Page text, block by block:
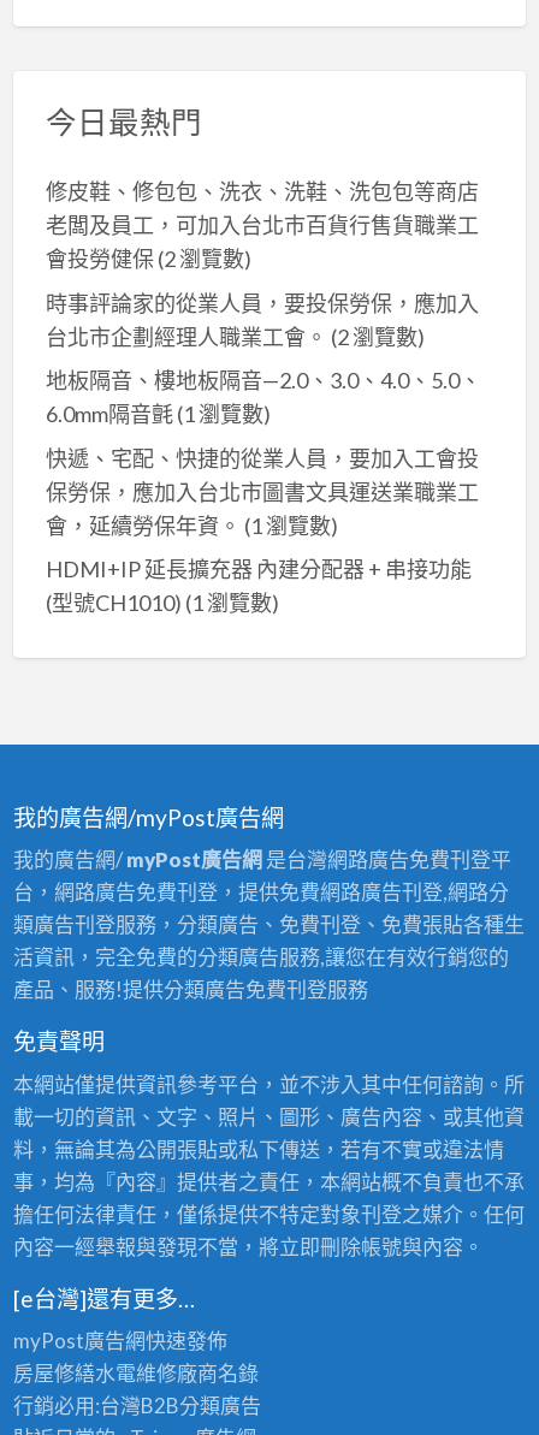
今日最熱門
修皮鞋、修包包、洗衣、洗鞋、洗包包等商店
老闆及員工，可加入台北巿百貨行售貨職業工
會投勞健保(2 瀏覽數)
時事評論家的從業人員，要投保勞保，應加入
台北市企劃經理人職業工會。 (2 瀏覽數)
地板隔音、樓地板隔音—2.0、3.0、4.0、5.0、
6.0mm隔音氈(1 瀏覽數)
快遞、宅配、快捷的從業人員，要加入工會投
保勞保，應加入台北市圖書文具運送業職業工
會，延續勞保年資。 (1 瀏覽數)
HDMI+IP 延長擴充器 內建分配器 + 串接功能
(型號CH1010) (1 瀏覽數)
我的廣告網/myPost廣告網
我的廣告網/myPost廣告網 是台灣網路廣告免費刊登平
台，網路廣告免費刊登，提供免費網路廣告刊登,網路分
類廣告刊登服務，分類廣告、免費刊登、免費張貼各種生
活資訊，完全免費的分類廣告服務,讓您在有效行銷您的
產品、服務!提供分類廣告免費刊登服務
免責聲明
本網站僅提供資訊參考平台，並不涉入其中任何諮詢。所
載一切的資訊、文字、照片、圖形、廣告內容、或其他資
料，無論其為公開張貼或私下傳送，若有不實或違法情
事，均為『內容』提供者之責任，本網站概不負責也不承
擔任何法律責任，僅係提供不特定對象刊登之媒介。任何
內容一經舉報與發現不當，將立即刪除帳號與內容。
[e台灣]還有更多…
myPost廣告網快速發佈
房屋修繕水電維修廠商名錄
行銷必用:台灣B2B分類廣告